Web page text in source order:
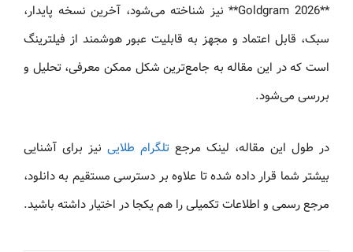
**Goldgram 2026** نیز شناخته می‌شود، آخرین نسخه پایدار،
سبک، قابل اعتماد و مجهز به قابلیت عبور هوشمند از فیلترینگ
است که در این مقاله به جامع‌ترین شکل ممکن معرفی، تحلیل و
بررسی می‌شود.
در طول این مقاله، لینک مرجع تلگرام طلایی نیز برای آشنایی
بیشتر شما قرار داده شده تا علاوه بر دسترسی مستقیم به دانلود،
مرجع رسمی و اطلاعات تکمیلی را هم یکجا در اختیار داشته باشید.